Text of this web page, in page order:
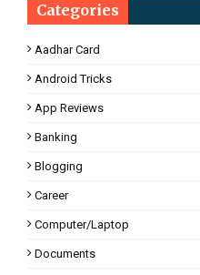
Categories
Aadhar Card
Android Tricks
App Reviews
Banking
Blogging
Career
Computer/Laptop
Documents